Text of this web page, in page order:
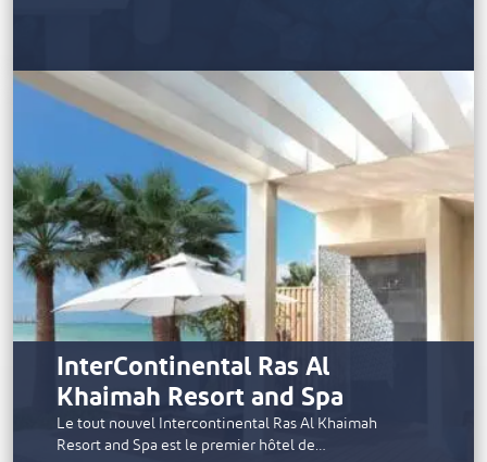
InterContinental Ras Al
Khaimah Resort and Spa
Le tout nouvel Intercontinental Ras Al Khaimah
Resort and Spa est le premier hôtel de…